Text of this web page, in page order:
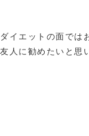
ダイエットの面では
友人に勧めたいと思